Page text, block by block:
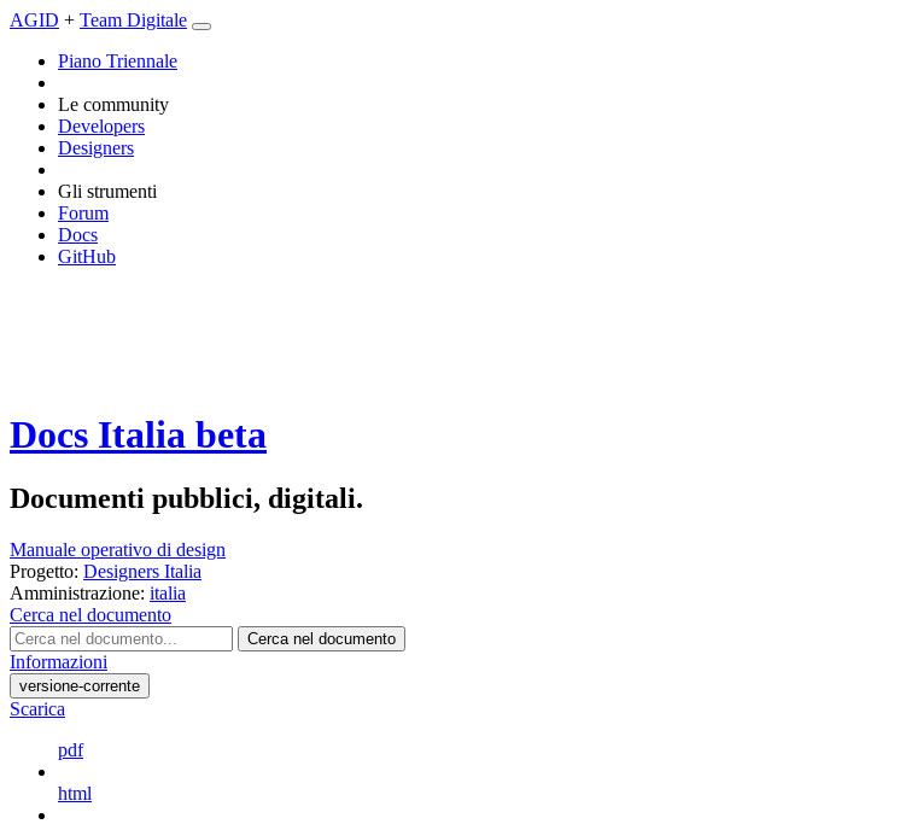
AGID + Team Digitale
Piano Triennale
Le community
Developers
Designers
Gli strumenti
Forum
Docs
GitHub
Docs Italia beta
Documenti pubblici, digitali.
Manuale operativo di design
Progetto: Designers Italia
Amministrazione: italia
Cerca nel documento
Cerca nel documento
Informazioni
versione-corrente
Scarica
pdf
html